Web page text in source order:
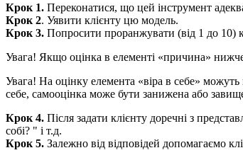
Крок 1. Переконатися, що цей інструмент
Крок 2. Уявити клієнту цю модель.
Крок 3. Попросити проранжувати (від 1 до 10)
Увага! Якщо оцінка в елементі «причина»
Увага! На оцінку елемента «віра в себе»
себе, самооцінка може бути занижена або
Крок 4. Після задати клієнту доречні з
собі? " і т.д.
Крок 5. Залежно від відповідей допомагаємо